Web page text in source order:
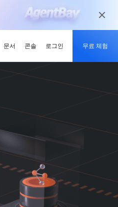
문서 콘솔 로그인 무료 체험
합니다.
Plus
브 멀티모달, 100만 컨텍스트, 에이
Image-Pro
및 웨비나
이벤트와 온디맨드 이벤트에 빠르
스하기
Cloud 서비스의 최신 변경 사항을
인하세요.
스 및 보도자료
1M 토큰
최신 Alibaba Cloud 혜택 만
나보기
스마트한 확장: 라이트부터
시장을 위한 콘텐츠를 준비하십시
Cloud 프로젝트 허브
랫폼을 사용하여 개발자들이 만든
로젝트를 살펴보세요.
개발자 MVP
를 이끌고 만들어가며 영감을 주
자 응원하기
네트워크
Cloud 채널, 기술, MSP 파트너 및
트너 프로그램을 위한 파트너 포털